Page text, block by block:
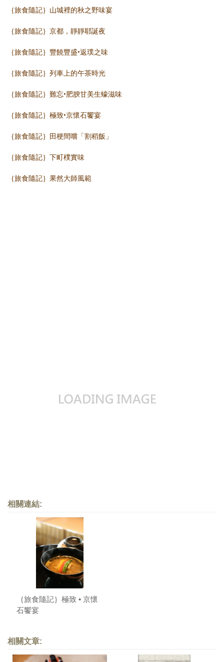
｛旅食隨記｝山城裡的秋之野味宴
｛旅食隨記｝京都，靜靜耶誕夜
｛旅食隨記｝豐饒豐盛•返璞之味
｛旅食隨記｝列車上的午茶時光
｛旅食隨記｝難忘•肥腴甘美生蠔滋味
｛旅食隨記｝極致•京懷石饗宴
｛旅食隨記｝田梗間嚐「割稻飯」
｛旅食隨記｝下町樸實味
｛旅食隨記｝果然大師風範
相關連結:
｛旅食隨記｝極致 • 京懷
石饗宴
相關文章: